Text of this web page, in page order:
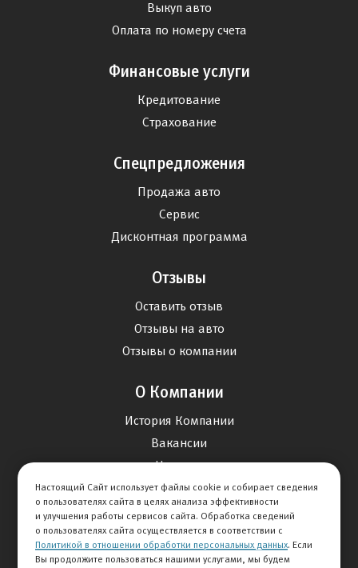
Выкуп авто
Оплата по номеру счета
Финансовые услуги
Кредитование
Страхование
Спецпредложения
Продажа авто
Сервис
Дисконтная программа
Отзывы
Оставить отзыв
Отзывы на авто
Отзывы о компании
О Компании
История Компании
Вакансии
Новости
Карта сайта
Контакты
Настоящий Сайт использует файлы cookie и собирает сведения
о пользователях сайта в целях анализа эффективности
и улучшения работы сервисов сайта. Обработка сведений
о пользователях сайта осуществляется в соответствии с
Политикой в отношении обработки персональных данных. Если
Вы продолжите пользоваться нашими услугами, мы будем